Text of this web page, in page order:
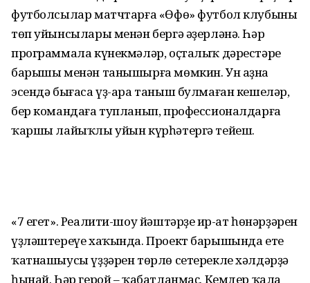
футболсылар матчтарға «Өфө» футбол клубының
төп уйынсылары менән бергә әҙерләнә. Һәр
программала күнекмәләр, оҫталыҡ дәрестәре
барышы менән танышырға мөмкин. Ун аҙна
эсендә бығаса үҙ-ара таныш булмаған кешеләр,
бер командаға тупланып, профессионалдарға
ҡаршы лайыҡлы уйын күрһәтергә тейеш.
«7 егет». Реалити-шоу йәштәрҙең ир-ат һөнәрҙәрен
үҙләштереүе хаҡында. Проект барышында ете
ҡатнашыусы үҙҙәрен төрлө сетерекле хәлдәрҙә
һынай. Һәр герой – ҡабатланмаҫ. Кемдер ҡала